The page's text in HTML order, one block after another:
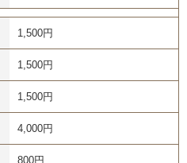
1,500円
1,500円
1,500円
4,000円
800円